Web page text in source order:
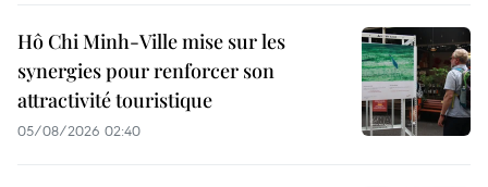
Hô Chi Minh-Ville mise sur les
synergies pour renforcer son
attractivité touristique
05/08/2026 02:40